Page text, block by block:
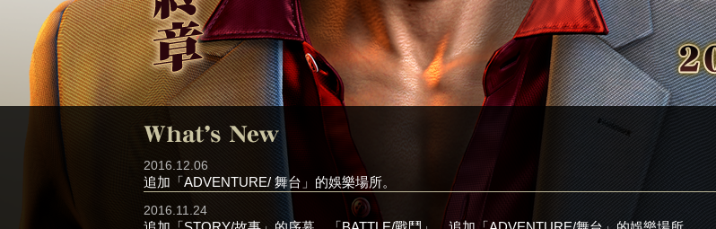
2016.12.06
追加「ADVENTURE/ 舞台」的娛樂場所。
2016.11.24